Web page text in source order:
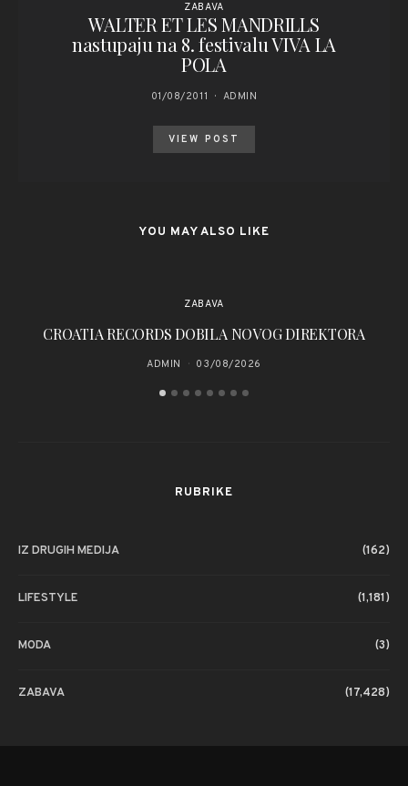
ZABAVA
WALTER ET LES MANDRILLS
nastupaju na 8. festivalu VIVA LA
POLA
01/08/2011 ADMIN
VIEW POST
YOU MAY ALSO LIKE
ZABAVA
CROATIA RECORDS DOBILA NOVOG DIREKTORA
ADMIN 03/08/2026
RUBRIKE
IZ DRUGIH MEDIJA (162)
LIFESTYLE (1,181)
MODA (3)
ZABAVA (17,428)